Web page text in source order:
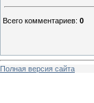
Всего комментариев: 0
Полная версия сайта